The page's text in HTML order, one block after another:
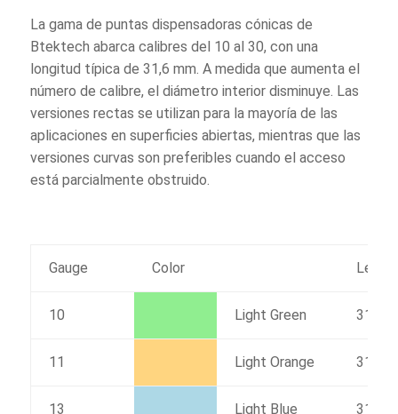
La gama de puntas dispensadoras cónicas de
Btektech abarca calibres del 10 al 30, con una
longitud típica de 31,6 mm. A medida que aumenta el
número de calibre, el diámetro interior disminuye. Las
versiones rectas se utilizan para la mayoría de las
aplicaciones en superficies abiertas, mientras que las
versiones curvas son preferibles cuando el acceso
está parcialmente obstruido.
Gauge Color
10 Light Green 31.6
11 Light Orange 31.6
13 Light Blue 31.6